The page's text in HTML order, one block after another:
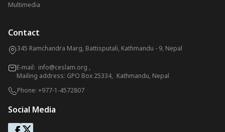
Multimedia
Contact
345 Ramchandra Marg, Battisputali, Kathmandu - 9, Nepal
E-mail: info@ceslam.org ,
Mailing address: GPO Box 25334, Kathmandu, Nepal
Phone: +977-1-4572807
Social Media